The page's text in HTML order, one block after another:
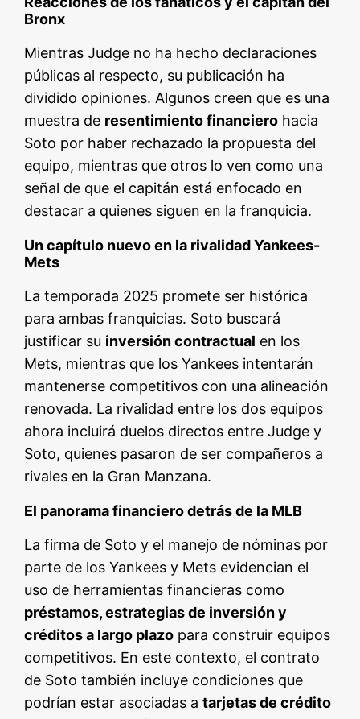
Bronx
Mientras Judge no ha hecho declaraciones
públicas al respecto, su publicación ha
dividido opiniones. Algunos creen que es una
muestra de resentimiento financiero hacia
Soto por haber rechazado la propuesta del
equipo, mientras que otros lo ven como una
señal de que el capitán está enfocado en
destacar a quienes siguen en la franquicia.
Un capítulo nuevo en la rivalidad Yankees-
Mets
La temporada 2025 promete ser histórica
para ambas franquicias. Soto buscará
justificar su inversión contractual en los
Mets, mientras que los Yankees intentarán
mantenerse competitivos con una alineación
renovada. La rivalidad entre los dos equipos
ahora incluirá duelos directos entre Judge y
Soto, quienes pasaron de ser compañeros a
rivales en la Gran Manzana.
El panorama financiero detrás de la MLB
La firma de Soto y el manejo de nóminas por
parte de los Yankees y Mets evidencian el
uso de herramientas financieras como
préstamos, estrategias de inversión y
créditos a largo plazo para construir equipos
competitivos. En este contexto, el contrato
de Soto también incluye condiciones que
podrían estar asociadas atarjetas de crédito